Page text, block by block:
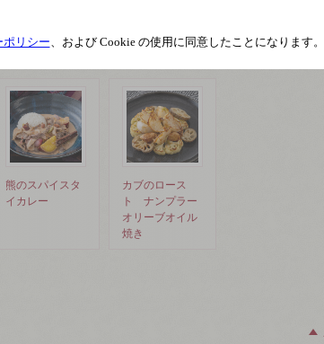
熊のスパイスタ
イカレー
カブのロース
ト ナンプラー
オリーブオイル
焼き
ポリシー 、および Cookie の使用に同意したことになります。